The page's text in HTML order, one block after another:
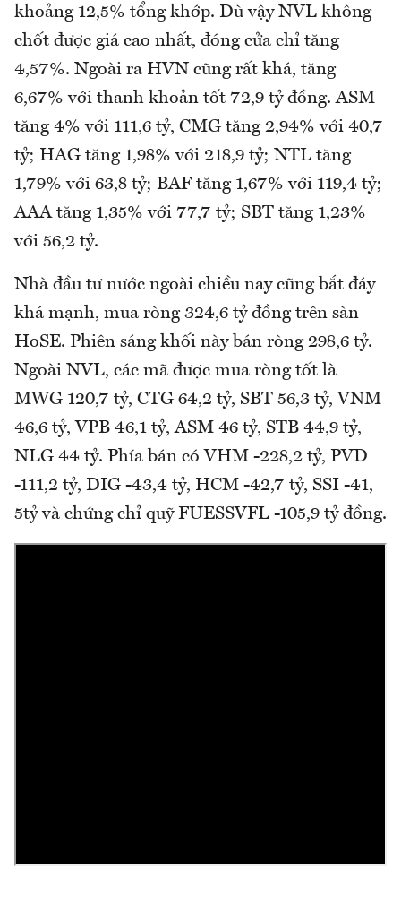
khoảng 12,5% tổng khớp. Dù vậy NVL không
chốt được giá cao nhất, đóng cửa chỉ tăng
4,57%. Ngoài ra HVN cũng rất khá, tăng
6,67% với thanh khoản tốt 72,9 tỷ đồng. ASM
tăng 4% với 111,6 tỷ, CMG tăng 2,94% với 40,7
tỷ; HAG tăng 1,98% với 218,9 tỷ; NTL tăng
1,79% với 63,8 tỷ; BAF tăng 1,67% với 119,4 tỷ;
AAA tăng 1,35% với 77,7 tỷ; SBT tăng 1,23%
với 56,2 tỷ.
Nhà đầu tư nước ngoài chiều nay cũng bắt đáy
khá mạnh, mua ròng 324,6 tỷ đồng trên sàn
HoSE. Phiên sáng khối này bán ròng 298,6 tỷ.
Ngoài NVL, các mã được mua ròng tốt là
MWG 120,7 tỷ, CTG 64,2 tỷ, SBT 56,3 tỷ, VNM
46,6 tỷ, VPB 46,1 tỷ, ASM 46 tỷ, STB 44,9 tỷ,
NLG 44 tỷ. Phía bán có VHM -228,2 tỷ, PVD
-111,2 tỷ, DIG -43,4 tỷ, HCM -42,7 tỷ, SSI -41,
5tỷ và chứng chỉ quỹ FUESSVFL -105,9 tỷ đồng.